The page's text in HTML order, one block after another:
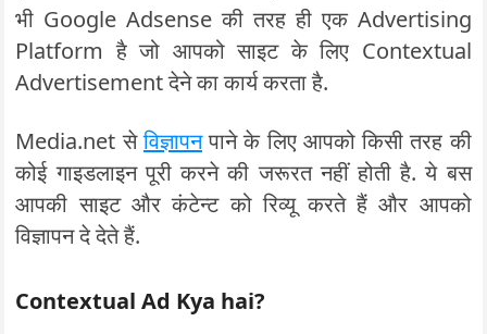
भी Google Adsense की तरह ही एक Advertising
Platform है जो आपको साइट के लिए Contextual
Advertisement देने का कार्य करता है.
Media.net सेविज्ञापनपाने के लिए आपको किसी तरह की
कोई गाइडलाइन पूरी करने की जरूरत नहीं होती है. ये बस
आपकी साइट और कंटेन्ट को रिव्यू करते हैं और आपको
विज्ञापन दे देते हैं.
Contextual Ad Kya hai?